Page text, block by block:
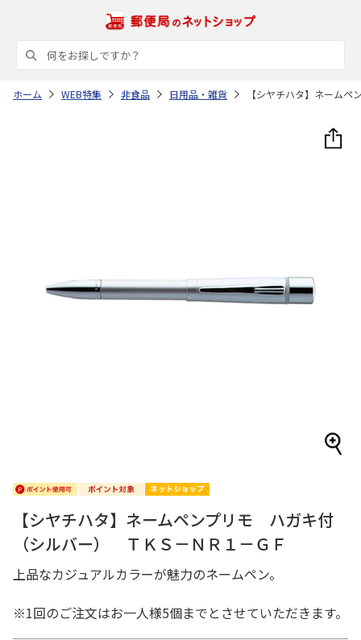
ホーム WEB特集 非食品 日用品・雑貨 【シヤチハタ】ネーム
【シヤチハタ】ネームペンプリモ ハガキ付
（シルバー） ＴＫＳ－ＮＲ１－ＧＦ
上品なカジュアルカラーが魅力のネームペン。
※1回のご注文はお一人様5個までとさせていただきます。